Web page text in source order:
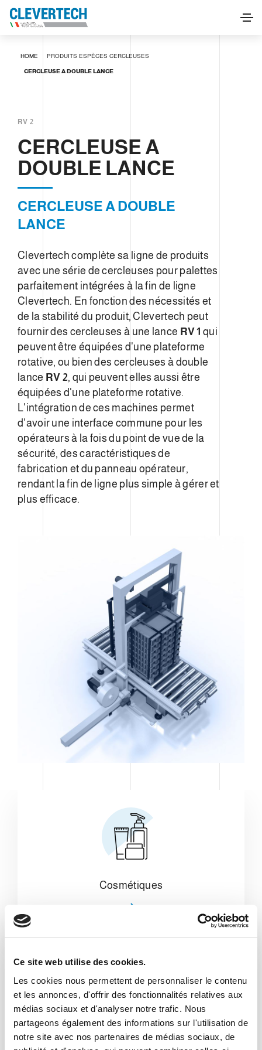
Ce site web utilise des cookies.
Les cookies nous permettent de personnaliser le contenu
et les annonces, d'offrir des fonctionnalités relatives aux
médias sociaux et d'analyser notre trafic. Nous
partageons également des informations sur l'utilisation de
notre site avec nos partenaires de médias sociaux, de
HOME PRODUITS ESPÈCES CERCLEUSES
CERCLEUSE A DOUBLE LANCE
RV 2
CERCLEUSE A
DOUBLE LANCE
CERCLEUSE A DOUBLE
LANCE
Clevertech complète sa ligne de produits
avec une série de cercleuses pour palettes
parfaitement intégrées à la fin de ligne
Clevertech. En fonction des nécessités et
de la stabilité du produit, Clevertech peut
fournir des cercleuses à une lance RV 1qui
peuvent être équipées d'une plateforme
rotative, ou bien des cercleuses à double
lance RV 2, qui peuvent elles aussi être
équipées d'une plateforme rotative.
L'intégration de ces machines permet
d'avoir une interface commune pour les
opérateurs à la fois du point de vue de la
sécurité, des caractéristiques de
fabrication et du panneau opérateur,
rendant la fin de ligne plus simple à gérer et
plus efficace.
Cosmétiques
Conserves et couvercles
CERCLEUSE A DOUBLE LANCE
DEMANDE D'INFORMATIONS